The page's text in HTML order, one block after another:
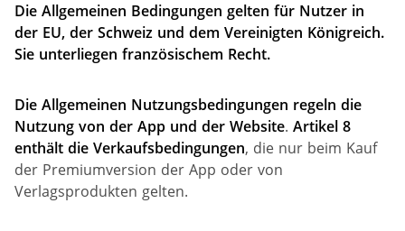
Die Allgemeinen Bedingungen gelten für Nutzer in
der EU, der Schweiz und dem Vereinigten Königreich.
Sie unterliegen französischem Recht.
Die Allgemeinen Nutzungsbedingungen regeln die
Nutzung von der App und der Website. Artikel 8
enthält die Verkaufsbedingungen, die nur beim Kauf
der Premiumversion der App oder von
Verlagsprodukten gelten.